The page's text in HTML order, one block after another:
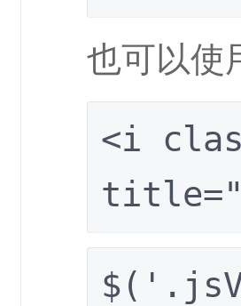
也可以使
<i
title="